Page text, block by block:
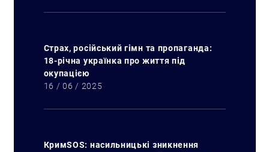
Страх, російський гімн та пропаганда:
18-річна українка про життя під
окупацією
16 / 06 / 2025
КримSOS: насильницькі зникнення